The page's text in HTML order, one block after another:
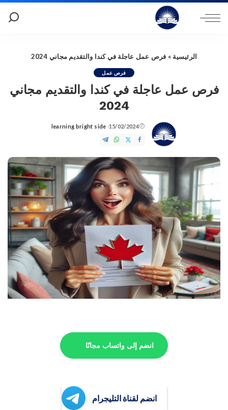
الرئيسية » فرص عمل عاجلة في كندا والتقديم مجاني 2024
فرص عمل
فرص عمل عاجلة في كندا والتقديم مجاني
2024
15/02/2024
Posted
by
learning bright side
انضم إلى واتساب مجانًا
انضم لقناة التليجرام